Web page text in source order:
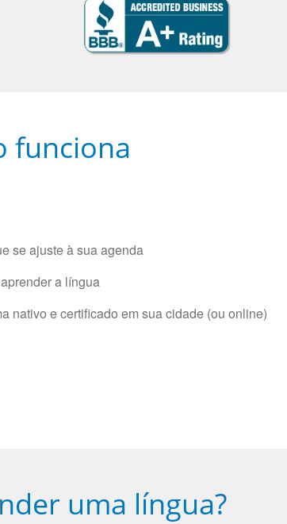
funciona
se ajuste à sua agenda
a língua
nativo e certificado em sua cidade (ou online)
uma língua?